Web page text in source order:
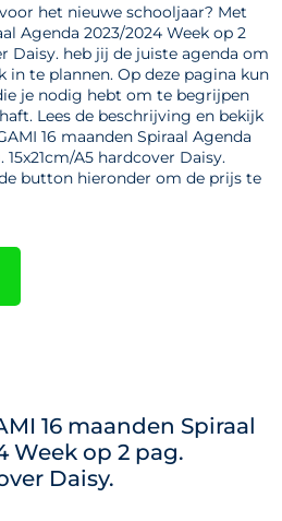
het nieuwe schooljaar? Met
Agenda 2023/2024 Week op 2
Daisy. heb jij de juiste agenda om
in te plannen. Op deze pagina kun
je nodig hebt om te begrijpen
Lees de beschrijving en bekijk
16 maanden Spiraal Agenda
A5 hardcover Daisy.
button hieronder om de prijs te
16 maanden Spiraal
Week op 2 pag.
Daisy.